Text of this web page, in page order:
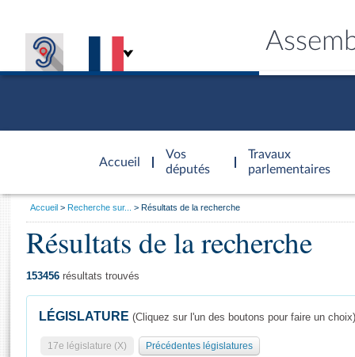
Accueil
d'accueil
Vos
députés
Travaux
parlementaires
Général
Vous
Accueil Recherche sur... Résultats de la recherche
Résultats de la recherche
153456 résultats trouvés
LÉGISLATURE (Cliquez sur l'un des boutons pour faire un choix)
17e législature (X) Précédentes législatures